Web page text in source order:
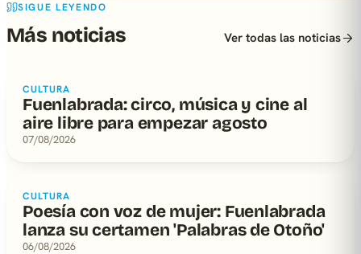
SIGUE LEYENDO
Más noticias Ver todas las noticias
CULTURA
Fuenlabrada: circo, música y cine al
aire libre para empezar agosto
07/08/2026
CULTURA
Poesía con voz de mujer: Fuenlabrada
lanza su certamen 'Palabras de Otoño'
06/08/2026